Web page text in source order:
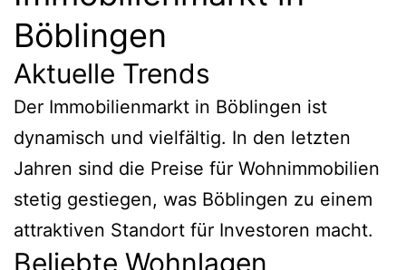
Böblingen
Aktuelle Trends
Der Immobilienmarkt in Böblingen ist
dynamisch und vielfältig. In den letzten
Jahren sind die Preise für Wohnimmobilien
stetig gestiegen, was Böblingen zu einem
attraktiven Standort für Investoren macht.
Beliebte Wohnlagen